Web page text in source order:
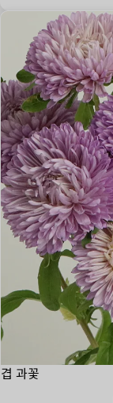
겹 과꽃